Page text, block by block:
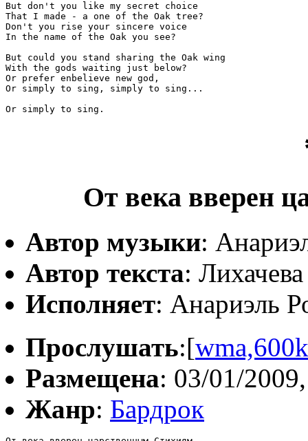
But don't you like my secret choice
That I made - a one of the Oak tree?
Don't you rise your sincere voice
In the name of the Oak you see?
But could you stand sharing the Oak wing
With the gods waiting just below?
Or prefer enbelieve new god,
Or simply to sing, simply to sing...
Or simply to sing.
От века вверен
Автор музыки:
Автор текста:
Исполняет: Анариэль
Прослушать:[wma,600k
Размещена: 03/01/
Жанр: Бардрок